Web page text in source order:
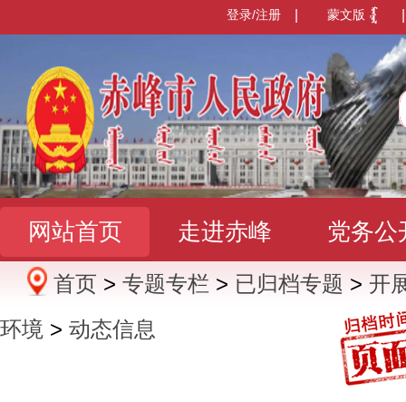
蒙文版
登录/注册
网站首页 走进赤峰 党务公
办事服务 政民互动 数据发
首页 > 专题专栏 > 已归档专题 > 开
环境 > 动态信息